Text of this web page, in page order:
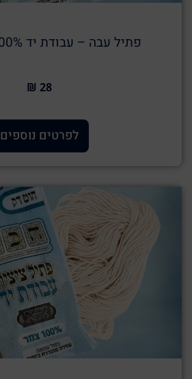
פתיל עבה – עבודת יד 100% צמר, חכם
28 ₪
לפרטים נוספים